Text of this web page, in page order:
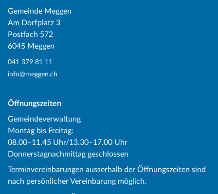
Gemeinde Meggen
Am Dorfplatz 3
Postfach 572
6045 Meggen
041 379 81 11
info@meggen.ch
Öffnungszeiten
Gemeindeverwaltung
Montag bis Freitag:
08.00–11.45 Uhr/13.30–17.00 Uhr
Donnerstagnachmittag geschlossen
Terminvereinbarungen ausserhalb der Öffnungszeiten sind
nach persönlicher Vereinbarung möglich.